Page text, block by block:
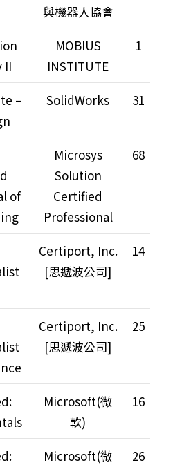
與機器人協會
II
MOBIUS
INSTITUTE
1
–
SolidWorks 31
of
Microsys
Solution
Certified
Professional
68
Certiport, Inc.
[思遞波公司]
14
Certiport, Inc.
[思遞波公司]
25
Microsoft(微
軟)
16
Microsoft(微
26